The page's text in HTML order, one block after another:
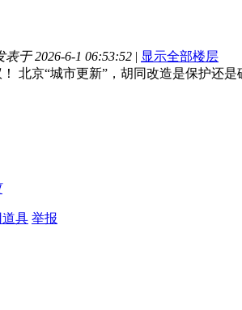
表于 2026-6-1 06:53:52 | 显示全部楼层
北京“城市更新”，胡同改造是保护还
具 举报